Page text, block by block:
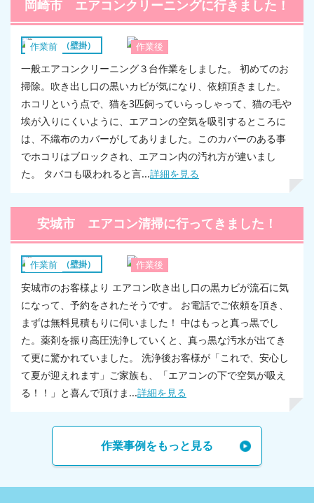
岡崎市 エアコンクリーニングに行きました！
作業前 作業後
エアコン（壁掛）
一般エアコンクリーニング３台作業をしました。 初めてのお
掃除。吹き出し口の黒いカビが気になり、依頼頂きました。
ホコリという点で、猫を3匹飼っていらっしゃって、猫の毛や
埃が入りにくいように、エアコンの空気を吸引するところに
は、不織布のカバーがしてありました。このカバーのある事
でホコリはブロックされ、エアコン内の汚れ方が違いまし
た。 タバコも吸われると言...詳細を見る
安城市 エアコン清掃に行ってきました！
作業前 作業後
エアコン（壁掛）
安城市のお客様より エアコン吹き出し口の黒カビが流石に気
になって、予約をされたそうです。 お電話でご依頼を頂き、
まずは無料見積もりに伺いました！ 中はもっと真っ黒でし
た。薬剤を振り高圧洗浄していくと、真っ黒な汚水が出てき
て更に驚かれていました。 洗浄後お客様が「これで、安心し
て夏が迎えれます」ご家族も、「エアコンの下で空気が吸え
る！！」と喜んで頂けま...詳細を見る
作業事例をもっと見る